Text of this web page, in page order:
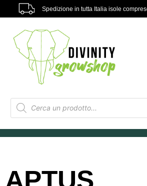
Spedizione in tutta Italia isole
APTUS